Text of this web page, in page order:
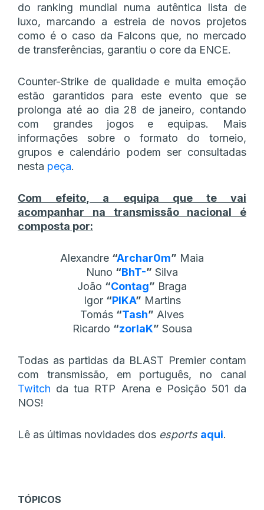
do ranking mundial numa autêntica lista de
luxo, marcando a estreia de novos projetos
como é o caso da Falcons que, no mercado
de transferências, garantiu o core da ENCE.
Counter-Strike de qualidade e muita emoção
estão garantidos para este evento que se
prolonga até ao dia 28 de janeiro, contando
com grandes jogos e equipas. Mais
informações sobre o formato do torneio,
grupos e calendário podem ser consultadas
nesta peça.
Com efeito, a equipa que te vai
acompanhar na transmissão nacional é
composta por:
Alexandre “Archar0m” Maia
Nuno “BhT-” Silva
João “Contag” Braga
Igor “PIKA” Martins
Tomás “Tash” Alves
Ricardo “zorlaK” Sousa
Todas as partidas da BLAST Premier contam
com transmissão, em português, no canal
Twitch da tua RTP Arena e Posição 501 da
NOS!
Lê as últimas novidades dos esports aqui.
TÓPICOS